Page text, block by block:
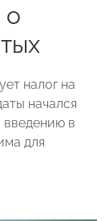
о
налог на
начался
введению в
для